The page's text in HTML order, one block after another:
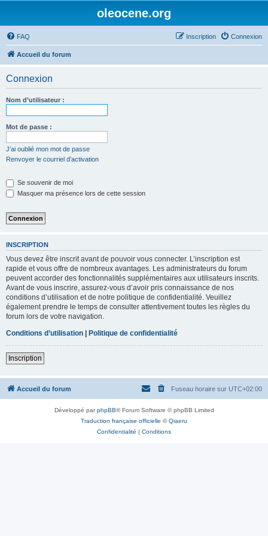
oleocene.org
FAQ Connexion
Inscription
Accueil du forum
Connexion
Nom d’utilisateur :
Mot de passe :
J’ai oublié mon mot de passe
Renvoyer le courriel d’activation
Se souvenir de moi
Masquer ma présence lors de cette session
INSCRIPTION
Vous devez être inscrit avant de pouvoir vous connecter. L’inscription est
rapide et vous offre de nombreux avantages. Les administrateurs du forum
peuvent accorder des fonctionnalités supplémentaires aux utilisateurs inscrits.
Avant de vous inscrire, assurez-vous d’avoir pris connaissance de nos
conditions d’utilisation et de notre politique de confidentialité. Veuillez
également prendre le temps de consulter attentivement toutes les règles du
forum lors de votre navigation.
Conditions d’utilisation | Politique de confidentialité
Inscription
Accueil du forum Fuseau horaire sur UTC+02:00
Développé parphpBB® Forum Software © phpBB Limited
Traduction française officielle ©Qiaeru
Confidentialité | Conditions